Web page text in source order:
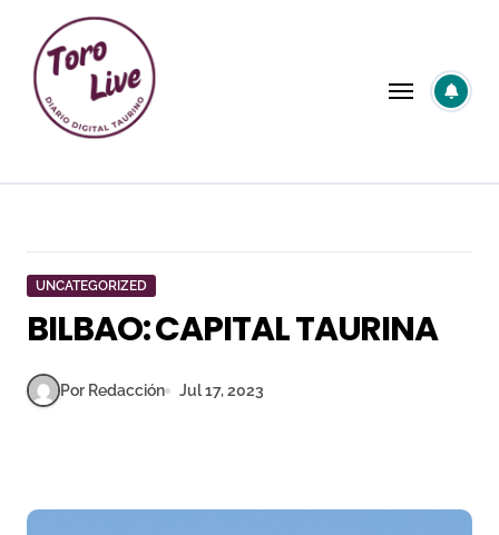
contenido
UNCATEGORIZED
BILBAO: CAPITAL TAURINA
Por Redacción Jul 17, 2023